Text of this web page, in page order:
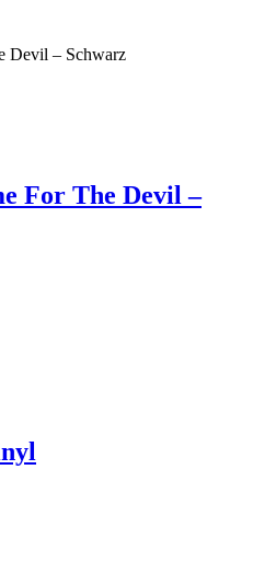
For The Devil –